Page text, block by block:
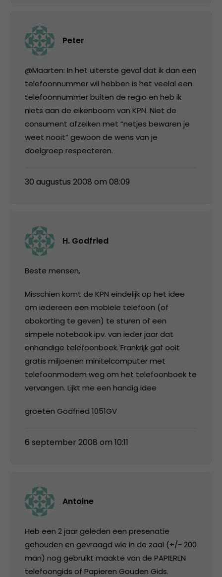
Peter
@Maarten: In het uiterste geval dat ik dan een
telefoonnummer wil hebben is het veelal een
telefoonnummer buiten de regio en heb ik
niets aan de eikenboom van KPN. Niet de
consument afzeiken met “netjes bewaren je
weet nooit” gewoon de wens van je
doelgroep respecteren.
30 augustus 2008 om 08:09
H. Godfried
Beste mensen,
Misschien komt de KPN eindelijk op het idee
om iedereen een mobiele telefoon (of
abokorting te geven) te sturen of een
simpele notebook ipv. van ieder jaar dat
onhandige telefoonboek. Frankrijk gaf ooit
gratis miljoenen minitelcomputer met
telefoonmodem weg om het telefoonboek te
vervangen. Lijkt me een handig idee
groeten Godfried 1051GV
6 september 2008 om 10:11
Antoine
Heb een 2 jaar geleden een presenatie
gehouden en gevraagd wie in de zaal (+/- 200
man) nog gebruikt maakte van de PAPIEREN
telefoongids of Papieren Gouden Gids.